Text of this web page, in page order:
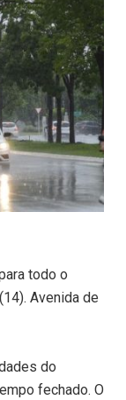
todo o
Avenida de
do
fechado. O